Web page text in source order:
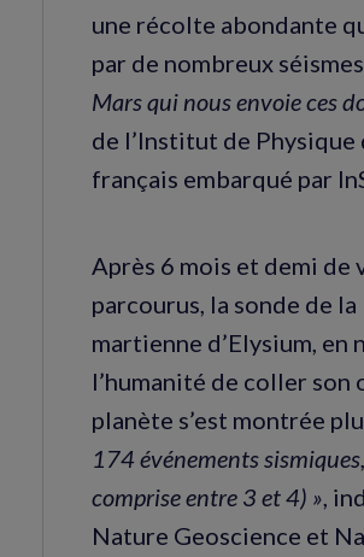
une récolte abondante
par de nombreux séismes.
Mars qui nous envoie ces
de l’Institut de Physique
français embarqué par
Après 6 mois et demi de
parcourus, la sonde de
martienne d’Elysium,
l’humanité de coller
planète s’est montrée
174 événements
comprise entre 3 et 4) » ,
Nature Geoscience et